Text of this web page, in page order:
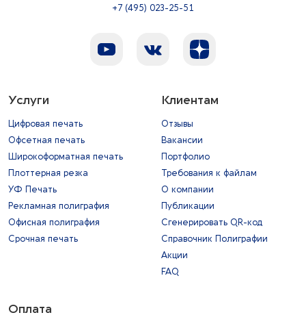
+7 (495) 023-25-51
Услуги
Цифровая печать
Офсетная печать
Широкоформатная печать
Плоттерная резка
УФ Печать
Рекламная полиграфия
Офисная полиграфия
Срочная печать
Клиентам
Отзывы
Вакансии
Портфолио
Требования к файлам
О компании
Публикации
Сгенерировать QR-код
Справочник Полиграфии
Акции
FAQ
Оплата